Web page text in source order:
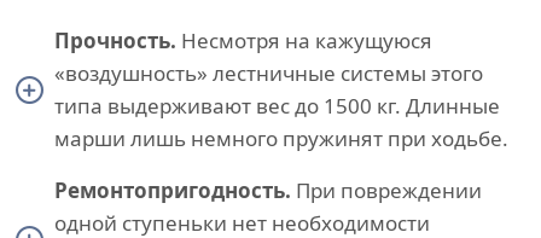
Прочность. Несмотря на кажущуюся
«воздушность» лестничные системы этого
типа выдерживают вес до 1500 кг. Длинные
марши лишь немного пружинят при ходьбе.
Ремонтопригодность. При повреждении
одной ступеньки нет необходимости